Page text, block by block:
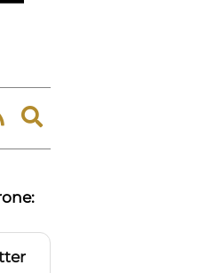
Expand
search